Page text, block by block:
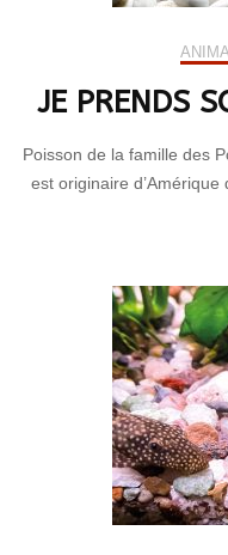
JE PRENDS
Poisson de la famille des
est originaire